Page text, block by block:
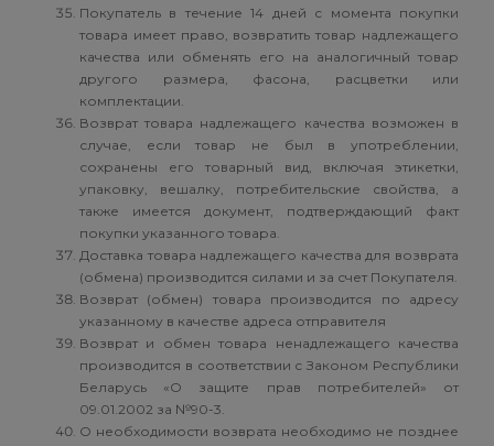
Покупатель в течение 14 дней с момента покупки
товара имеет право, возвратить товар надлежащего
качества или обменять его на аналогичный товар
другого размера, фасона, расцветки или
комплектации.
Возврат товара надлежащего качества возможен в
случае, если товар не был в употреблении,
сохранены его товарный вид, включая этикетки,
упаковку, вешалку, потребительские свойства, а
также имеется документ, подтверждающий факт
покупки указанного товара.
Доставка товара надлежащего качества для возврата
(обмена) производится силами и за счет Покупателя.
Возврат (обмен) товара производится по адресу
указанному в качестве адреса отправителя
Возврат и обмен товара ненадлежащего качества
производится в соответствии с Законом Республики
Беларусь «О защите прав потребителей» от
09.01.2002 за №90-3.
О необходимости возврата необходимо не позднее